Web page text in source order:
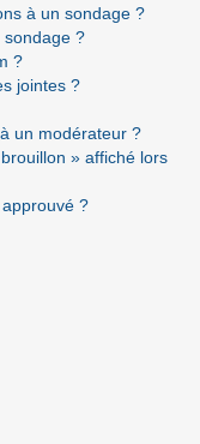
à un sondage ?
sondage ?
?
jointes ?
un modérateur ?
» affiché lors
?